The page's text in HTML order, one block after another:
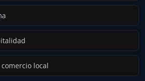
local